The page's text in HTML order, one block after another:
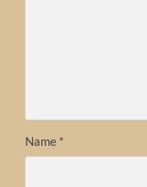
Name *